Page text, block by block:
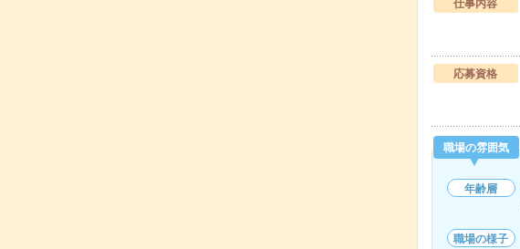
仕事内容
応募資格
職場の雰囲気
年齢層
職場の様子